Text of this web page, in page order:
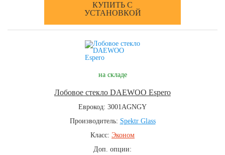
КУПИТЬ С
УСТАНОВКОЙ
на складе
Лобовое стекло DAEWOO Espero
Еврокод: 3001AGNGY
Производитель: Spektr Glass
Класс: Эконом
Доп. опции: